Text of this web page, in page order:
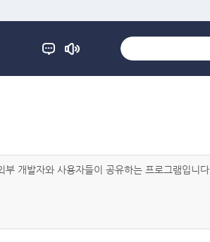
개발자와 사용자들이 공유하는 프로그램입니다.